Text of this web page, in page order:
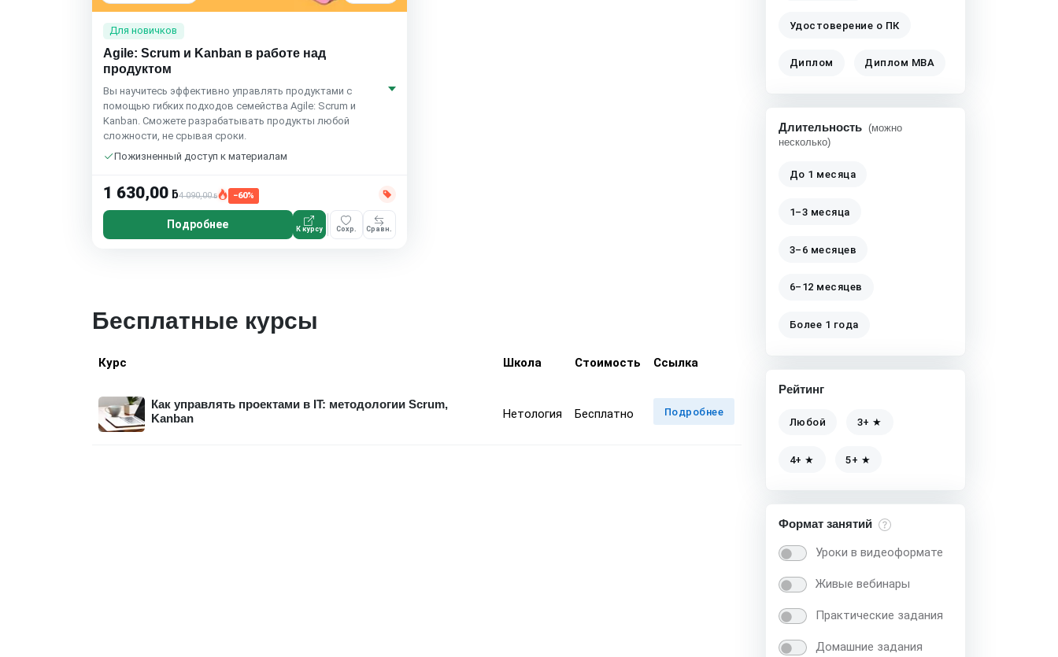
Для новичков
Agile: Scrum и Kanban в работе над
продуктом
Вы научитесь эффективно управлять продуктами с
помощью гибких подходов семейства Agile: Scrum и
Kanban. Сможете разрабатывать продукты любой
сложности, не срывая сроки.
Пожизненный доступ к материалам
1 630,00 ƃ4 090,00ƃ −60%
Подробнее К курсу Сохр. Сравн.
Бесплатные курсы
Курс Школа Стоимость Ссылка
Как управлять проектами в IT: методологии Scrum,
Kanban
Нетология Бесплатно Подробнее
Удостоверение о ПК
Диплом Диплом MBA
Длительность (можно
несколько)
До 1 месяца
1–3 месяца
3–6 месяцев
6–12 месяцев
Более 1 года
Рейтинг
Любой 3+ ★
4+ ★ 5+ ★
Формат занятий
Уроки в видеоформате
Живые вебинары
Практические задания
Домашние задания